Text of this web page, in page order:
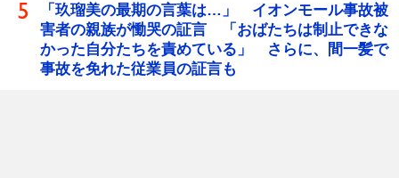
「玖瑠美の最期の言葉は…」 イオンモール事故被
害者の親族が慟哭の証言 「おばたちは制止できな
かった自分たちを責めている」 さらに、間一髪で
事故を免れた従業員の証言も